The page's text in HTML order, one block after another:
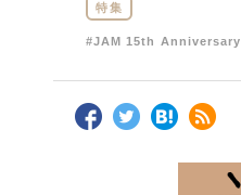
特集
#JAM 15th Anniversary